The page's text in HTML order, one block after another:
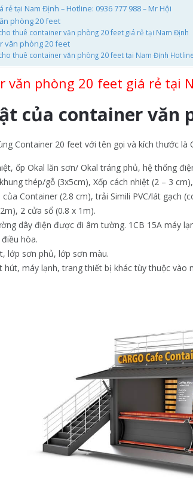
tại Nam Định – Hotline: 0936 777 988 – Mr Hội
phòng 20 feet
thuê container văn phòng 20 feet giá rẻ tại Nam Định
văn phòng 20 feet
thuê container văn phòng 20 feet tại Nam Định
văn phòng 20 feet giá rẻ tại
của container văn
Container 20 feet với tên gọi và kích thước là
ốp Okal lăn sơn/ Okal tráng phủ, hệ thống
thép/gỗ (3x5cm), Xốp cách nhiệt (2 – 3
của Container (2.8 cm), trải Simili PVC/lát gạch
2 cửa sổ (0.8 x 1m).
dây điện được đi âm tường. 1CB 15A máy
hòa.
lớp sơn phủ, lớp sơn màu.
hút, máy lạnh, trang thiết bị khác tùy thuộc vào